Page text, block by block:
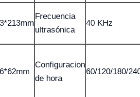
Frecuencia
ultrasónica
40 KHz
Configuracion
de hora
60/120/180/